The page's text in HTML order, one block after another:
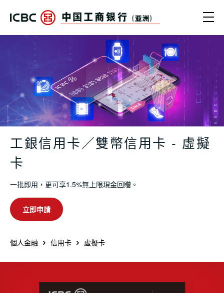
中國工商銀行（亞洲） | 工銀信用卡 -
工銀信用卡／雙幣信用卡 - 虛擬
卡
一批即用，更可享1.5%無上限現金回贈。
立即申請
個人金融 信用卡 虛擬卡